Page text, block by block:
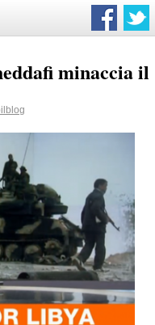
minaccia il